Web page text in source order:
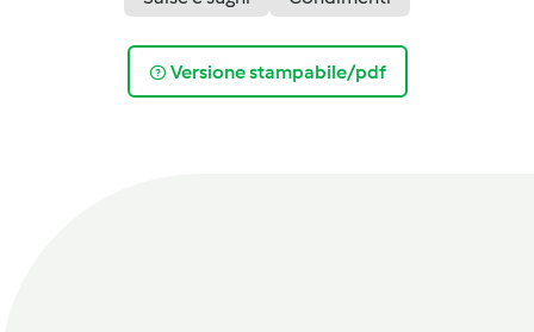
Versione stampabile/pdf